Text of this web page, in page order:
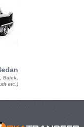
Buick,
etc.)